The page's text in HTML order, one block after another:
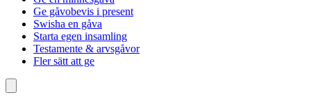
Ge gåvobevis i present
Swisha en gåva
Starta egen insamling
Testamente & arvsgåvor
Fler sätt att ge